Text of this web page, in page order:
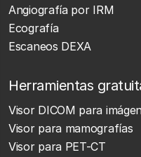
Angiografía por IRM
Ecografía
Escaneos DEXA
Herramientas
Visor DICOM para
Visor para mamografías
Visor para PET-CT